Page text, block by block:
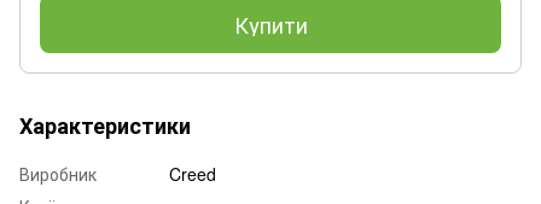
Купити
Характеристики
Виробник
Creed